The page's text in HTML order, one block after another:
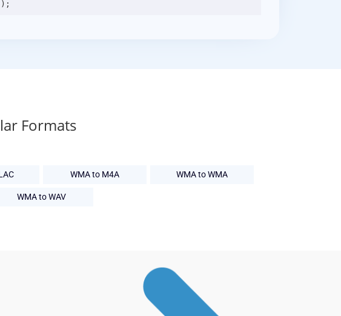
Formats
WMA to M4A WMA to WMA
WMA to WAV